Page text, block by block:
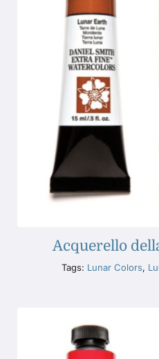
Acquerello
Tags: Lunar Colors,